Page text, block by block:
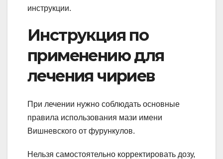
инструкции.
Инструкция по
применению для
лечения чириев
При лечении нужно соблюдать основные
правила использования мази имени
Вишневского от фурункулов.
Нельзя самостоятельно корректировать дозу,